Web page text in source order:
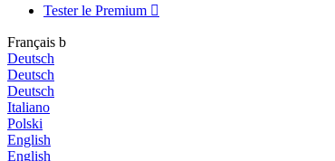
Tester le Premium 
Français b
Deutsch
Deutsch
Deutsch
Italiano
Polski
English
English